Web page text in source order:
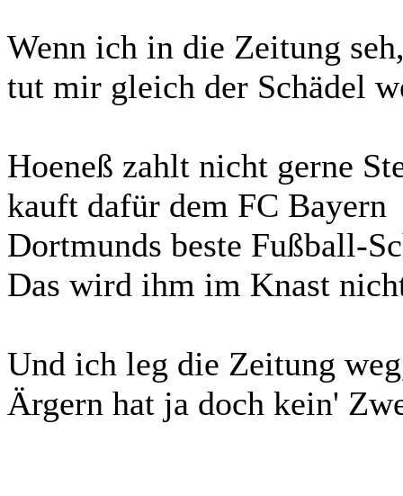
Wenn ich in die Zeitung
tut mir gleich der Schädel
Hoeneß zahlt nicht gerne
kauft dafür dem FC Bayern
Dortmunds beste Fußball-
Das wird ihm im Knast
Und ich leg die Zeitung
Ärgern hat ja doch kein'